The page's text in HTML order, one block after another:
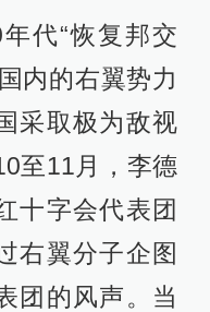
代“恢复邦交
内的右翼势力
采取极为敌视
至11月，李德
十字会代表团
右翼分子企图
团的风声。当